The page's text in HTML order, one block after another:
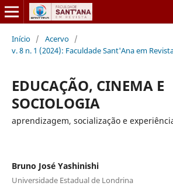
Início / Acervo /
v. 8 n. 1 (2024): Faculdade Sant'Ana em
EDUCAÇÃO, CINEMA E
SOCIOLOGIA
aprendizagem, socialização e
Bruno José Yashinishi
Universidade Estadual de Londrina